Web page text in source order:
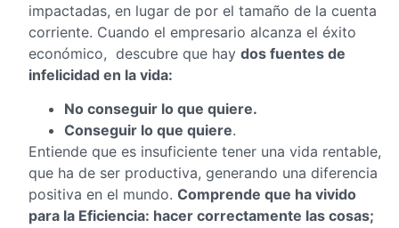
impactadas, en lugar de por el tamaño de la cuenta
corriente. Cuando el empresario alcanza el éxito
económico, descubre que hay dos fuentes de
infelicidad en la vida:
No conseguir lo que quiere.
Conseguir lo que quiere.
Entiende que es insuficiente tener una vida rentable,
que ha de ser productiva, generando una diferencia
positiva en el mundo. Comprende que ha vivido
para la Eficiencia: hacer correctamente las cosas;